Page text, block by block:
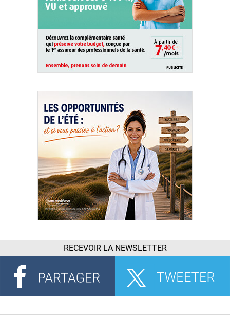
RECEVOIR LA NEWSLETTER